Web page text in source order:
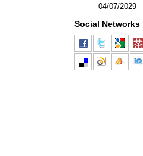
04/07/2029
Social Networks